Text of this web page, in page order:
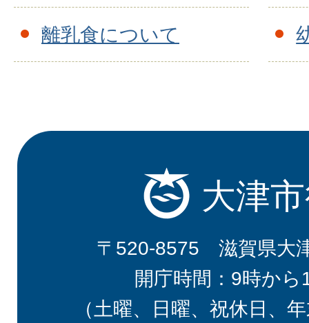
離乳食について
大津
〒520-8575 滋賀県大
開庁時間：9時から
（土曜、日曜、祝休日、